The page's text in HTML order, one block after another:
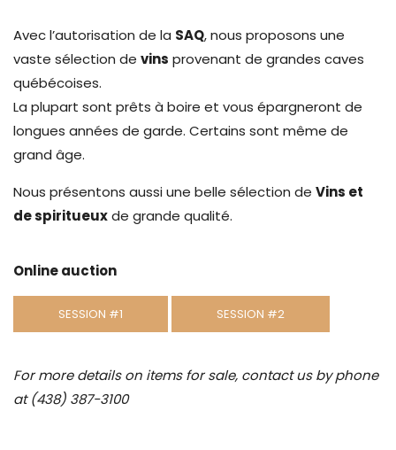
Avec l’autorisation de la SAQ, nous proposons une
vaste sélection de vins provenant de grandes caves
québécoises.
La plupart sont prêts à boire et vous épargneront de
longues années de garde. Certains sont même de
grand âge.
Nous présentons aussi une belle sélection de Vins et
de spiritueuxde grande qualité.
Online auction
SESSION #1 SESSION #2
For more details on items for sale, contact us by phone
at (438) 387-3100